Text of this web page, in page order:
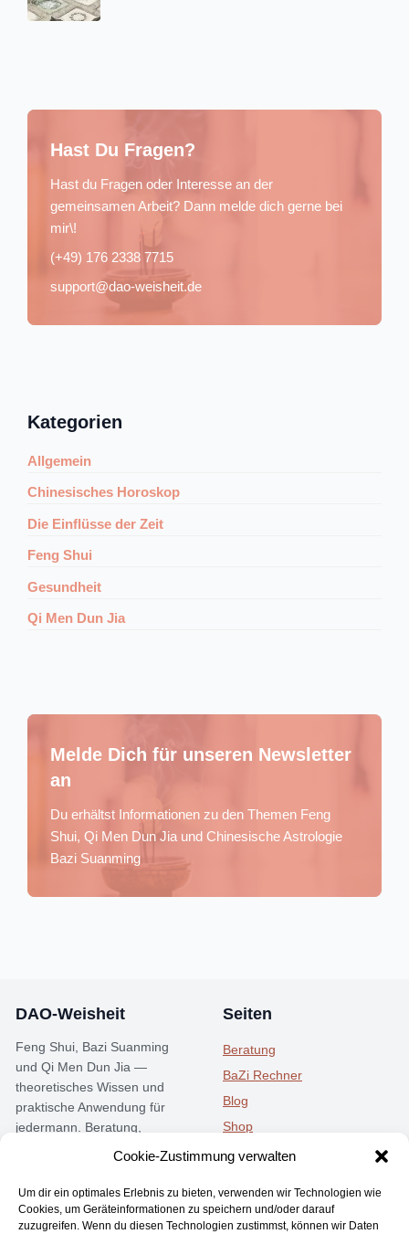
Cookie-Zustimmung verwalten
Um dir ein optimales Erlebnis zu bieten, verwenden wir Technologien wie
Cookies, um Geräteinformationen zu speichern und/oder darauf
zuzugreifen. Wenn du diesen Technologien zustimmst, können wir Daten
Hast Du Fragen?
Hast du Fragen oder Interesse an der
gemeinsamen Arbeit? Dann melde dich gerne bei
mir\!
(+49) 176 2338 7715
support@dao-weisheit.de
Kategorien
Allgemein
Chinesisches Horoskop
Die Einflüsse der Zeit
Feng Shui
Gesundheit
Qi Men Dun Jia
Melde Dich für unseren Newsletter
an
Du erhältst Informationen zu den Themen Feng
Shui, Qi Men Dun Jia und Chinesische Astrologie
Bazi Suanming
DAO-Weisheit
Feng Shui, Bazi Suanming
und Qi Men Dun Jia —
theoretisches Wissen und
praktische Anwendung für
jedermann. Beratung,
Instagram Telegram
Seiten
Beratung
BaZi Rechner
Blog
Shop
Kostenlos